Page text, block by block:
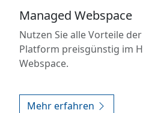
Managed Webspace
Nutzen Sie alle Vorteile
Platform preisgünstig im
Webspace.
Mehr erfahren